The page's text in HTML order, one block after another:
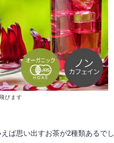
びます
ば思い出すお茶が2種類あるで